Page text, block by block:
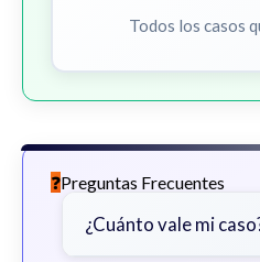
Todos los casos
Preguntas Frecuentes
¿Cuánto vale mi